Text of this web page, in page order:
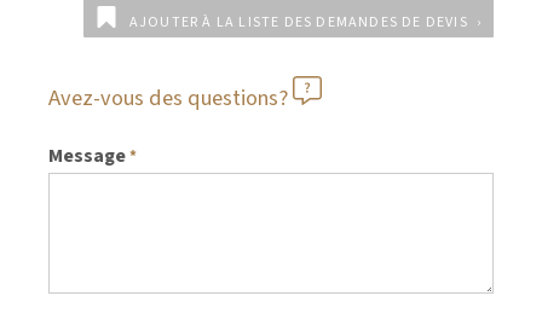
AJOUTER À LA LISTE DES DEMANDES DE DEVIS
Avez-vous des questions?
Message*